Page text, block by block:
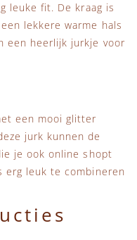
leuke fit. De kraag is
lekkere warme hals
een heerlijk jurkje voor
een mooi glitter
jurk kunnen de
je ook online shopt
erg leuk te combineren